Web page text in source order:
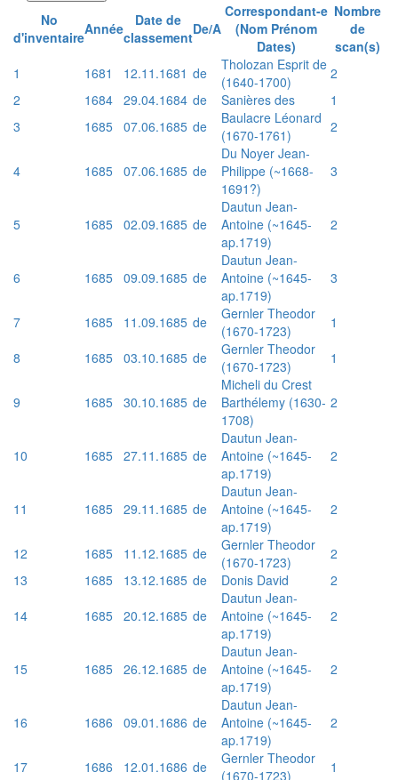
No
d'inventaireAnnée
Date de
classementDe/A
Correspondant-e
(Nom Prénom
Dates)
Nombre
de
scan(s)
1
1681 12.11.1681 de
Tholozan Esprit de
(1640-1700)
2
2
1684 29.04.1684 de Sanières des
1
3
1685 07.06.1685 de
Baulacre Léonard
(1670-1761)
2
4 1685 07.06.1685 de
Du Noyer Jean-
Philippe (~1668-
1691?)
3
5 1685 02.09.1685 de
Dautun Jean-
Antoine (~1645-
ap.1719)
2
6 1685 09.09.1685 de
Dautun Jean-
Antoine (~1645-
ap.1719)
3
7 1685 11.09.1685 de
Gernler Theodor
(1670-1723)
1
8
1685 03.10.1685 de
Gernler Theodor
(1670-1723)
1
9 1685 30.10.1685 de
Micheli du Crest
Barthélemy (1630-
1708)
2
10 1685 27.11.1685 de
Dautun Jean-
Antoine (~1645-
ap.1719)
2
11 1685 29.11.1685 de
Dautun Jean-
Antoine (~1645-
ap.1719)
2
12 1685 11.12.1685 de
Gernler Theodor
(1670-1723)
2
13
1685 13.12.1685 de Donis David
2
14
1685 20.12.1685 de
Dautun Jean-
Antoine (~1645-
ap.1719)
2
15 1685 26.12.1685 de
Dautun Jean-
Antoine (~1645-
ap.1719)
2
16 1686 09.01.1686 de
Dautun Jean-
Antoine (~1645-
ap.1719)
2
17 1686 12.01.1686 de
Gernler Theodor
(1670-1723)
1